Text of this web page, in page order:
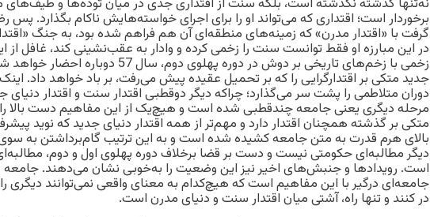
برخوردار است؛ اقتداری که می‌تواند او را برای اجرای خواسته‌هایش ناکام بگذارد.
گرفت با «اقتدار مدرن» که زمینه‌های منطقه‌ای آن هم فراهم شده بود، به جنگ
در این مبارزه او فقط توانست سنت را زخمی کرده و وادار به عقب‌نشینی کند، غافل از
زخمی با زخم‌های تاریخی بر دوش در دوره پهلوی دوم، سال 57
جدید متکی بر اقتدارگرایی را که بر تحمیل عقیده پیش می‌رفت، بر باد خواهد داد.
دوران متلاطمی را پشت سر می‌گذارد؛ چراکه دیگر دوقطبی اقتدار سنت و اقتدار دنیای
مرحله‌ دیگری یعنی جامعه چندقطبی شده است و هیچ‌یک از این مفاهیم دست بالا
متکی بر گذشته همچنان اقتدار دارد و مهم‌تر از همه اقتدار دنیای جدید که نوید
بالای هرم قدرت به متن جامعه کشیده شده است و به این ترتیب گام‌برداشتن به‌
دیگر مطالبه‌ای حکومتی نیست و دست بر قضا برخلاف دوره پهلوی اول و دوم،
است. رویدادها و جنبش‌های اخیر نیز این وضعیت را به‌خوبی نشان می‌دهند. جامعه
جامعه‌ای درگیر با این مفاهیم است که هیچ‌کدام به معنای واقعی نمی‌توانند دیگری
در کنند و تنها راه، آشتی میان اقتدار سنت و دنیای مدرن است.